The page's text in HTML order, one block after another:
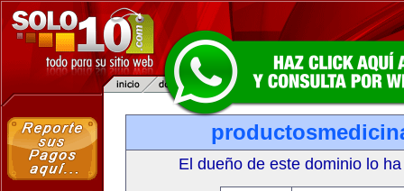
El dueño de este dominio lo